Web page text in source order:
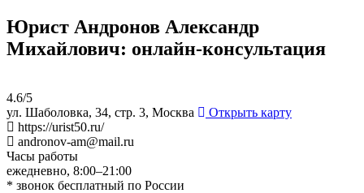
Юрист Андронов Александр
Михайлович: онлайн-консультация
4.6/5
ул. Шаболовка, 34, стр. 3, Москва
Открыть карту
https://urist50.ru/
andronov-am@mail.ru
Часы работы
ежедневно, 8:00–21:00
* звонок бесплатный по России